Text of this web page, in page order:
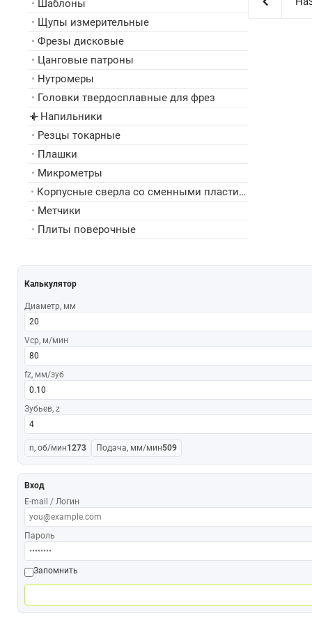
• Шаблоны
• Щупы измерительные
• Фрезы дисковые
• Цанговые патроны
• Нутромеры
• Головки твердосплавные для фрез
▸ Напильники
• Резцы токарные
• Плашки
• Микрометры
•
Корпусные сверла со сменными пластинами
• Метчики
• Плиты поверочные
Калькулятор
Диаметр, мм
Vср, м/мин
fz, мм/зуб
Зубьев, z
n, об/мин1273 Подача, мм/мин509
Вход
E-mail / Логин
Пароль
Запомнить